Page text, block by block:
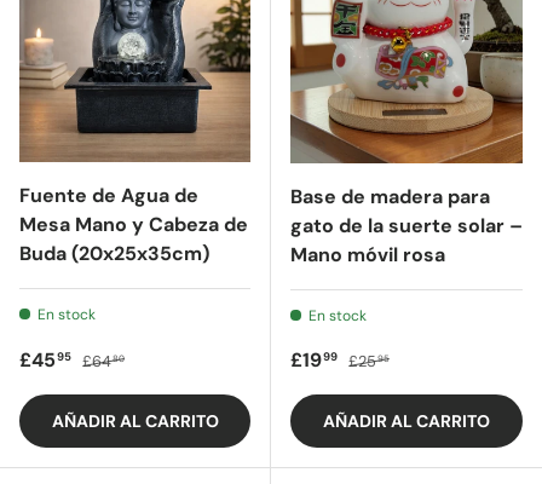
Fuente de Agua de
Mesa Mano y Cabeza de
Buda (20x25x35cm)
En stock
Precio de oferta
£4595 Precio regular
£6480
AÑADIR AL CARRITO
Base de madera para
gato de la suerte solar –
Mano móvil rosa
En stock
Precio de oferta
£1999 Precio regular
£2595
AÑADIR AL CARRITO